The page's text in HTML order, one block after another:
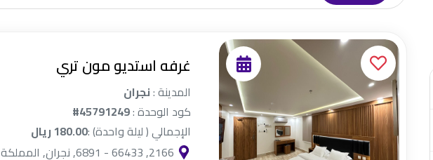
غرفه استديو مون تري
المدينة :نجران
كود الوحدة :#45791249
الإجمالي ( ليلة واحدة) :180.00 ريال
2166, 66433 - 6891, نجران, المملكة